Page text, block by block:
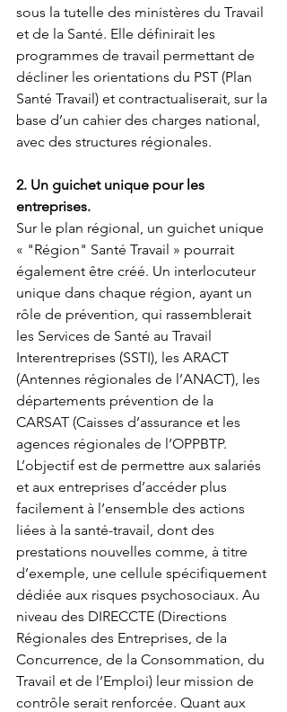
sous la tutelle des ministères du Travail
et de la Santé. Elle définirait les
programmes de travail permettant de
décliner les orientations du PST (Plan
Santé Travail) et contractualiserait, sur la
base d’un cahier des charges national,
avec des structures régionales.
2. Un guichet unique pour les
entreprises.
Sur le plan régional, un guichet unique
« "Région" Santé Travail » pourrait
également être créé. Un interlocuteur
unique dans chaque région, ayant un
rôle de prévention, qui rassemblerait
les Services de Santé au Travail
Interentreprises (SSTI), les ARACT
(Antennes régionales de l’ANACT), les
départements prévention de la
CARSAT (Caisses d’assurance et les
agences régionales de l’OPPBTP.
L’objectif est de permettre aux salariés
et aux entreprises d’accéder plus
facilement à l’ensemble des actions
liées à la santé-travail, dont des
prestations nouvelles comme, à titre
d’exemple, une cellule spécifiquement
dédiée aux risques psychosociaux. Au
niveau des DIRECCTE (Directions
Régionales des Entreprises, de la
Concurrence, de la Consommation, du
Travail et de l’Emploi) leur mission de
contrôle serait renforcée. Quant aux